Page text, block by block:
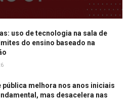
uso de tecnologia na sala de
do ensino baseado na
pública melhora nos anos iniciais
mas desacelera nas